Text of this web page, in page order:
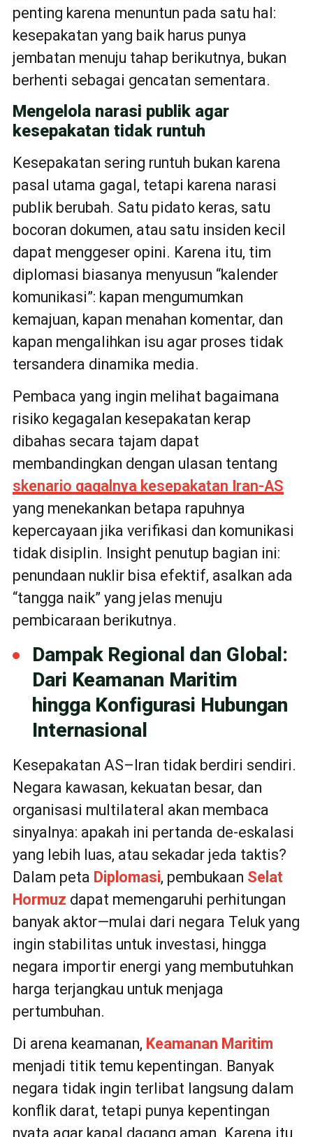
penting karena menuntun pada satu hal:
kesepakatan yang baik harus punya
jembatan menuju tahap berikutnya, bukan
berhenti sebagai gencatan sementara.
Mengelola narasi publik agar
kesepakatan tidak runtuh
Kesepakatan sering runtuh bukan karena
pasal utama gagal, tetapi karena narasi
publik berubah. Satu pidato keras, satu
bocoran dokumen, atau satu insiden kecil
dapat menggeser opini. Karena itu, tim
diplomasi biasanya menyusun “kalender
komunikasi”: kapan mengumumkan
kemajuan, kapan menahan komentar, dan
kapan mengalihkan isu agar proses tidak
tersandera dinamika media.
Pembaca yang ingin melihat bagaimana
risiko kegagalan kesepakatan kerap
dibahas secara tajam dapat
membandingkan dengan ulasan tentang
skenario gagalnya kesepakatan Iran-AS
yang menekankan betapa rapuhnya
kepercayaan jika verifikasi dan komunikasi
tidak disiplin. Insight penutup bagian ini:
penundaan nuklir bisa efektif, asalkan ada
“tangga naik” yang jelas menuju
pembicaraan berikutnya.
Dampak Regional dan Global:
Dari Keamanan Maritim
hingga Konfigurasi Hubungan
Internasional
Kesepakatan AS–Iran tidak berdiri sendiri.
Negara kawasan, kekuatan besar, dan
organisasi multilateral akan membaca
sinyalnya: apakah ini pertanda de-eskalasi
yang lebih luas, atau sekadar jeda taktis?
Dalam peta Diplomasi, pembukaan Selat
Hormuz dapat memengaruhi perhitungan
banyak aktor—mulai dari negara Teluk yang
ingin stabilitas untuk investasi, hingga
negara importir energi yang membutuhkan
harga terjangkau untuk menjaga
pertumbuhan.
Di arena keamanan, Keamanan Maritim
menjadi titik temu kepentingan. Banyak
negara tidak ingin terlibat langsung dalam
konflik darat, tetapi punya kepentingan
nyata agar kapal dagang aman. Karena itu,